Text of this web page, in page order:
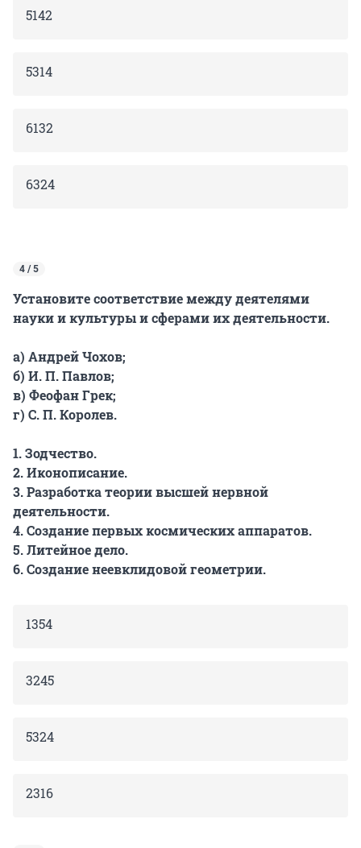
5142
5314
6132
6324
4 / 5
Установите соответствие между деятелями
науки и культуры и сферами их деятельности.
а) Андрей Чохов;
б) И. П. Павлов;
в) Феофан Грек;
г) С. П. Королев.
1. Зодчество.
2. Иконописание.
3. Разработка теории высшей нервной
деятельности.
4. Создание первых космических аппаратов.
5. Литейное дело.
6. Создание неевклидовой геометрии.
1354
3245
5324
2316